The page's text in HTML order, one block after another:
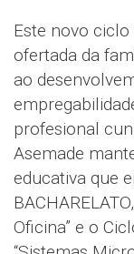
Este novo
ofertada da
ao
profesional
Asemade
educativa que
Oficina” e o